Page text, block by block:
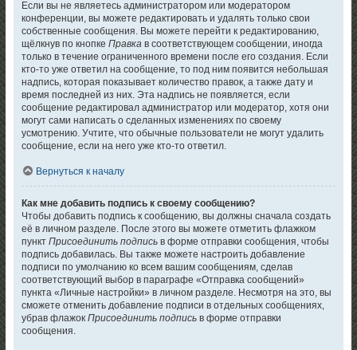
Если вы не являетесь администратором или модератором
конференции, вы можете редактировать и удалять только свои
собственные сообщения. Вы можете перейти к редактированию,
щёлкнув по кнопкеПравка в соответствующем сообщении, иногда
только в течение ограниченного времени после его создания. Если
кто-то уже ответил на сообщение, то под ним появится небольшая
надпись, которая показывает количество правок, а также дату и
время последней из них. Эта надпись не появляется, если
сообщение редактировал администратор или модератор, хотя они
могут сами написать о сделанных изменениях по своему
усмотрению. Учтите, что обычные пользователи не могут удалить
сообщение, если на него уже кто-то ответил.
Вернуться к началу
Как мне добавить подпись к своему сообщению?
Чтобы добавить подпись к сообщению, вы должны сначала создать
её в личном разделе. После этого вы можете отметить флажком
пунктПрисоединить подпись в форме отправки сообщения, чтобы
подпись добавилась. Вы также можете настроить добавление
подписи по умолчанию ко всем вашим сообщениям, сделав
соответствующий выбор в параграфе «Отправка сообщений»
пункта «Личные настройки» в личном разделе. Несмотря на это, вы
сможете отменить добавление подписи в отдельных сообщениях,
убрав флажокПрисоединить подпись в форме отправки
сообщения.